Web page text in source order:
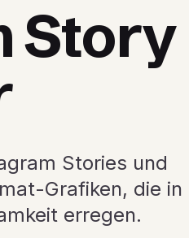
Story
Stories und
Grafiken, die in
erregen.